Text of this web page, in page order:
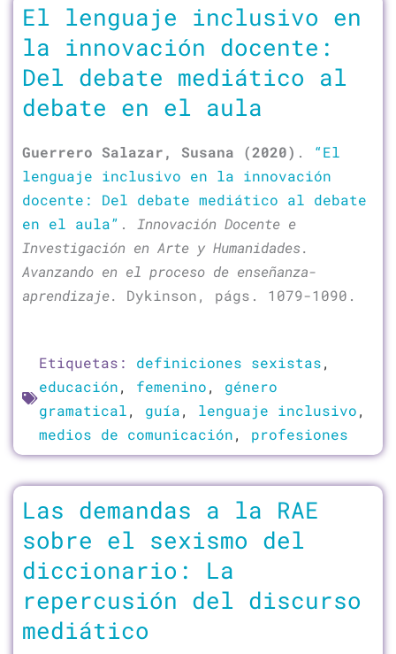
El lenguaje inclusivo en
la innovación docente:
Del debate mediático al
debate en el aula
Guerrero Salazar, Susana (2020) . “El
lenguaje inclusivo en la innovación
docente: Del debate mediático al debate
en el aula” . Innovación Docente e
Investigación en Arte y Humanidades.
Avanzando en el proceso de enseñanza-
aprendizaje.
Dykinson, págs. 1079-1090.
Etiquetas: definiciones sexistas,
educación, femenino, género
gramatical, guía, lenguaje inclusivo,
medios de comunicación, profesiones
Las demandas a la RAE
sobre el sexismo del
diccionario: La
repercusión del discurso
mediático